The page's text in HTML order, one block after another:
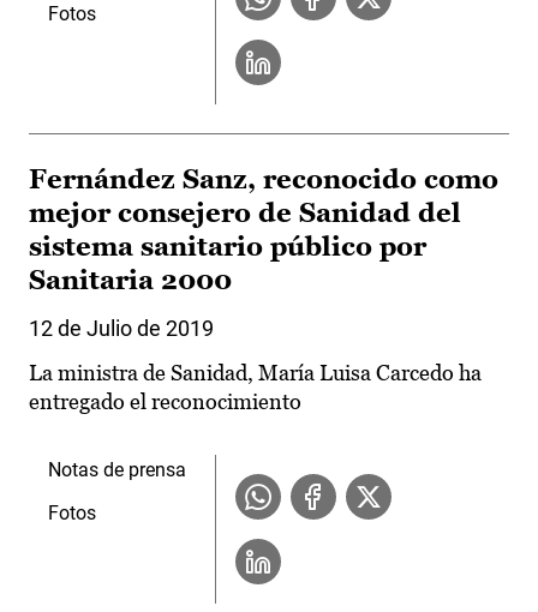
Fotos
Fernández Sanz, reconocido como
mejor consejero de Sanidad del
sistema sanitario público por
Sanitaria 2000
12 de Julio de 2019
La ministra de Sanidad, María Luisa Carcedo ha
entregado el reconocimiento
Notas de prensa
Fotos